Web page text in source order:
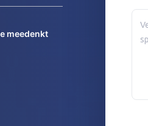
meedenkt